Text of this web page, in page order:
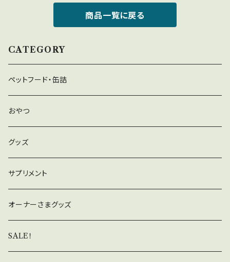
商品一覧に戻る
CATEGORY
ペットフード・缶詰
おやつ
グッズ
サプリメント
オーナーさまグッズ
SALE！